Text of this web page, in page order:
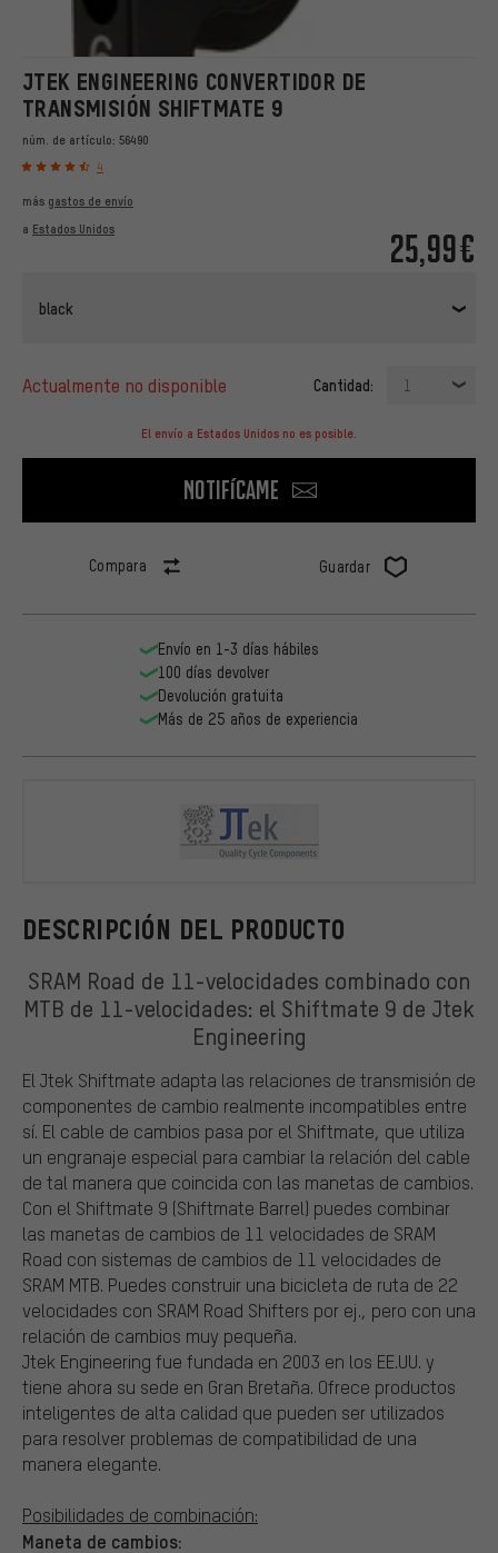
JTEK ENGINEERING CONVERTIDOR DE
TRANSMISIÓN SHIFTMATE 9
núm. de artículo: 56490
4
25,99€
más gastos de envío
a Estados Unidos
black
actualmente no disponible Cantidad: 1
El envío a Estados Unidos no es posible.
Notifícame
Compara Guardar
DESCRIPCIÓN DEL PRODUCTO
SRAM Road de 11-velocidades combinado con
MTB de 11-velocidades: el Shiftmate 9 de Jtek
Engineering
El Jtek Shiftmate adapta las relaciones de transmisión de
componentes de cambio realmente incompatibles entre
sí. El cable de cambios pasa por el Shiftmate, que utiliza
un engranaje especial para cambiar la relación del cable
de tal manera que coincida con las manetas de cambios.
Con el Shiftmate 9 (Shiftmate Barrel) puedes combinar
las manetas de cambios de 11 velocidades de SRAM
Road con sistemas de cambios de 11 velocidades de
SRAM MTB. Puedes construir una bicicleta de ruta de 22
velocidades con SRAM Road Shifters por ej., pero con una
relación de cambios muy pequeña.
Jtek Engineering fue fundada en 2003 en los EE.UU. y
tiene ahora su sede en Gran Bretaña. Ofrece productos
inteligentes de alta calidad que pueden ser utilizados
para resolver problemas de compatibilidad de una
manera elegante.
Posibilidades de combinación:
Maneta de cambios:
Envío en 1-3 días hábiles
100 días devolver
Devolución gratuita
Más de 25 años de experiencia